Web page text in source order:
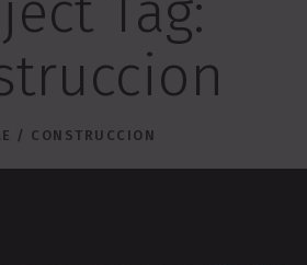
/ CONSTRUCCION